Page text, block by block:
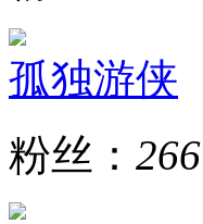
孤独游侠
粉丝：